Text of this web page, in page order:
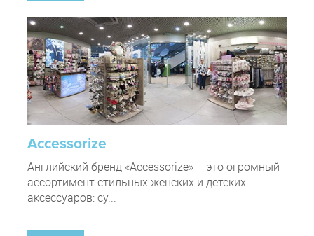
Accessorize
Английский бренд «Accessorize» – это огромный
ассортимент стильных женских и детских
аксессуаров: су...